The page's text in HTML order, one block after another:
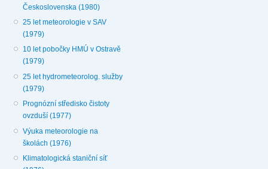
Československa (1980)
25 let meteorologie v SAV
(1979)
10 let pobočky HMÚ v Ostravě
(1979)
25 let hydrometeorolog. služby
(1979)
Prognózní středisko čistoty
ovzduší (1977)
Výuka meteorologie na
školách (1976)
Klimatologická staniční síť